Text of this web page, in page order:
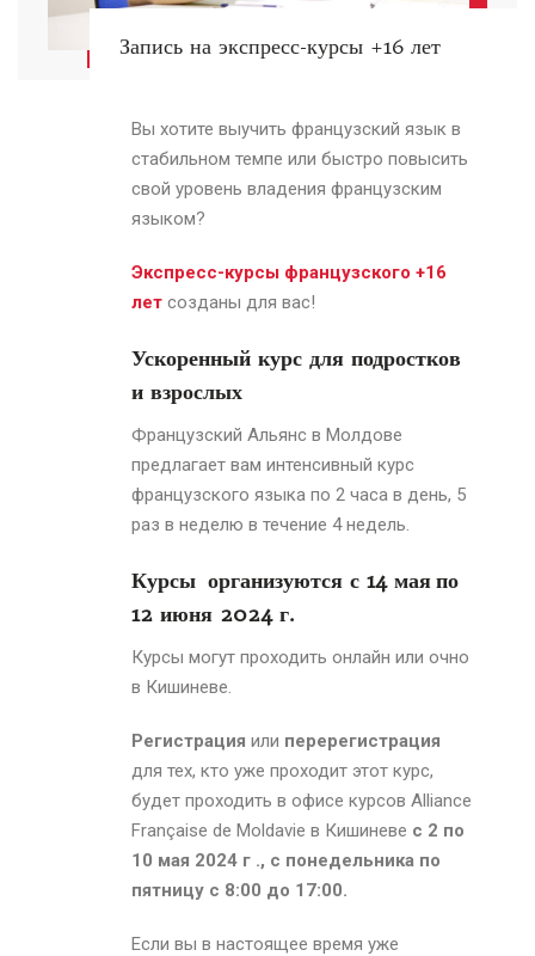
Запись на экспресс-курсы +16 лет
Вы хотите выучить французский язык в
стабильном темпе или быстро повысить
свой уровень владения французским
языком?
Экспресс-курсы французского +16
лет созданы для вас!
Ускоренный курс для подростков
и взрослых
Французский Альянс в Молдове
предлагает вам интенсивный курс
французского языка по 2 часа в день, 5
раз в неделю в течение 4 недель.
Курсы организуются с 14 маяпо
12 июня 2024 г.
Курсы могут проходить онлайн или очно
в Кишиневе.
Регистрация или перерегистрация
для тех, кто уже проходит этот курс,
будет проходить в офисе курсов Alliance
Française de Moldavie в Кишиневе с 2 по
10 мая 2024 г ., с понедельника по
пятницу с 8:00 до 17:00.
Если вы в настоящее время уже